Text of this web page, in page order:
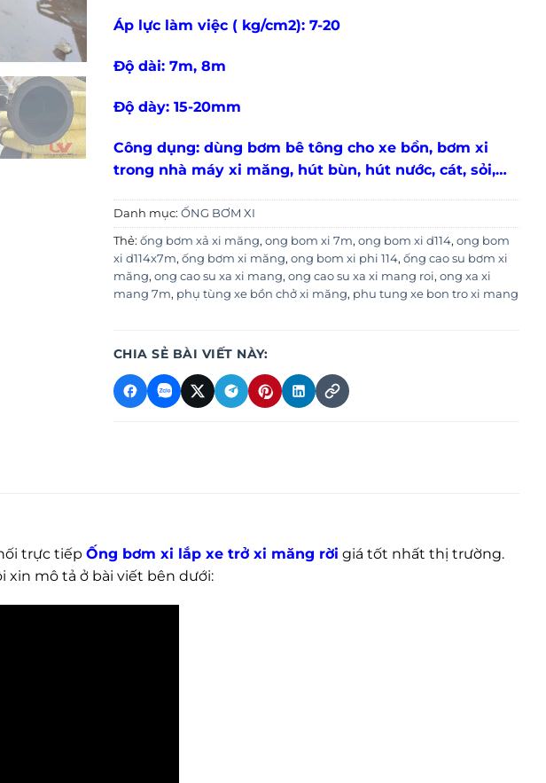
Áp lực làm việc ( kg/cm2): 7-20
Độ dài: 7m, 8m
Độ dày: 15-20mm
Công dụng: dùng bơm bê tông cho xe bồn, bơm xi
trong nhà máy xi măng, hút bùn, hút nước, cát, sỏi,…
Danh mục: ỐNG BƠM XI
Thẻ: ống bơm xả xi măng, ong bom xi 7m, ong bom xi d114, ong bom
xi d114x7m, ống bơm xi măng, ong bom xi phi 114, ống cao su bơm xi
măng, ong cao su xa xi mang, ong cao su xa xi mang roi, ong xa xi
mang 7m, phụ tùng xe bồn chở xi măng, phu tung xe bon tro xi mang
CHIA SẺ BÀI VIẾT NÀY:
trực tiếp Ống bơm xi lắp xe trở xi măng rời giá tốt nhất thị trường.
xin mô tả ở bài viết bên dưới: